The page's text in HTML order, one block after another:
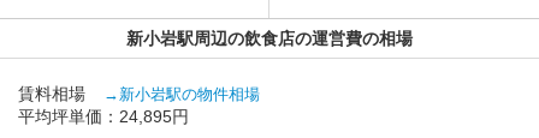
新小岩駅周辺の飲食店の運営費の相場
賃料相場 →新小岩駅の物件相場
平均坪単価：24,895円